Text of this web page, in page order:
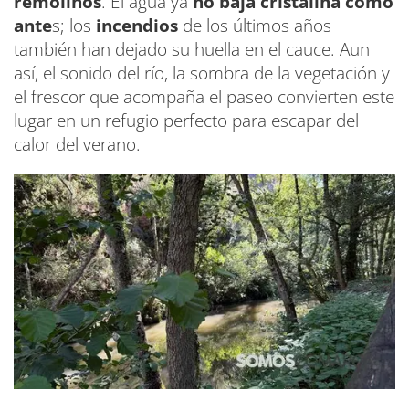
antes; los incendios de los últimos años
también han dejado su huella en el cauce. Aun
así, el sonido del río, la sombra de la vegetación y
el frescor que acompaña el paseo convierten este
lugar en un refugio perfecto para escapar del
calor del verano.